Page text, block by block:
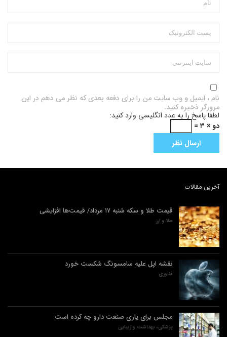
نام ، ایمیل و وب سایت من را برای دفعه بعدی که نظر می دهم در این
مرورگر ذخیره کنید.
لطفا پاسخ را به عدد انگلیسی وارد کنید:
دو × ۳ =
آخرین مقالات
قیمت طلا و سکه شنبه ۱۷ مرداد/ قیمت‌ها افزایشی
طلا و ارز
نقشه اپل علیه سامسونگ شکست خورد
فناوری
مجلس برای یاری صنعت دارو چه کرده است
پزشکی، بهداشت و زیبایی